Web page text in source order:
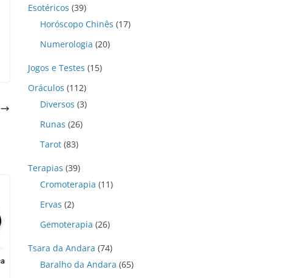
Esotéricos (39)
Horóscopo Chinês (17)
Numerologia (20)
Jogos e Testes (15)
Oráculos (112)
Diversos (3)
Runas (26)
Tarot (83)
Terapias (39)
Cromoterapia (11)
Ervas (2)
Gemoterapia (26)
Tsara da Andara (74)
Baralho da Andara (65)